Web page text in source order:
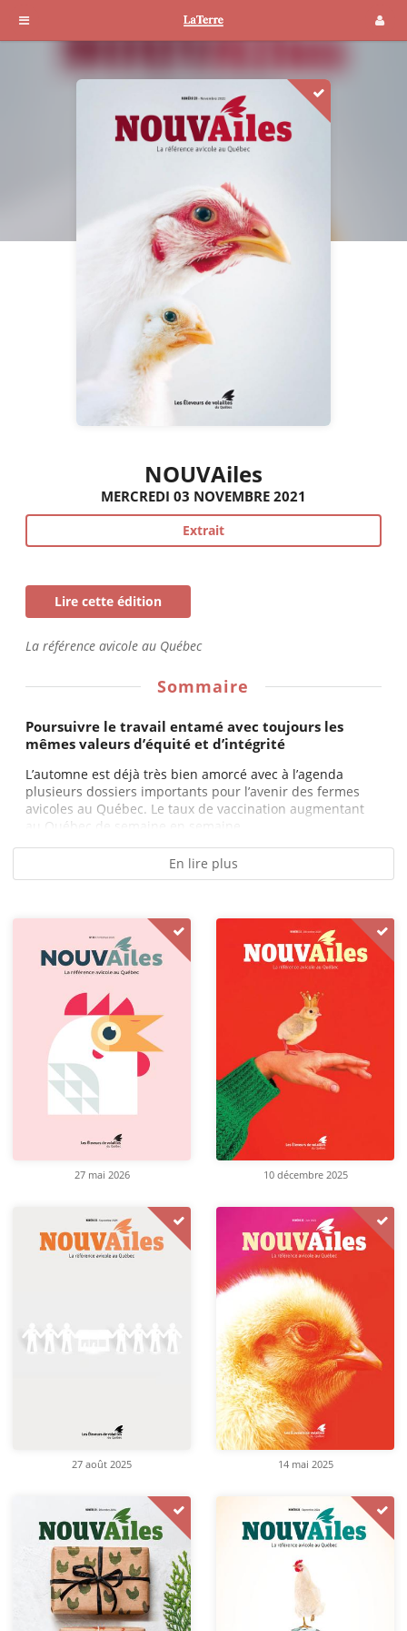
NOUVAiles
MERCREDI 03 NOVEMBRE 2021
Extrait
Lire cette édition
La référence avicole au Québec
Sommaire
Poursuivre le travail entamé avec toujours les
mêmes valeurs d’équité et d’intégrité
L’automne est déjà très bien amorcé avec à l’agenda
plusieurs dossiers importants pour l’avenir des fermes
avicoles au Québec. Le taux de vaccination augmentant
au Québec de semaine en semaine,...
En lire plus
27 mai 2026 10 décembre 2025
27 août 2025 14 mai 2025